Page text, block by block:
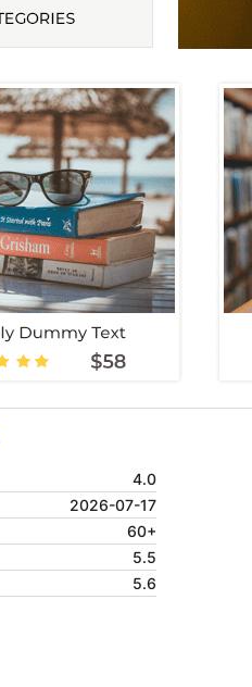
4.0
2026-07-17
60+
5.5
5.6